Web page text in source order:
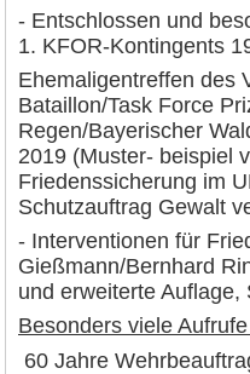
- Entschlossen und
1. KFOR-Kontingents
Ehemaligentreffen des
Bataillon/Task Force
Regen/Bayerischer
2019 (Muster- beispiel
Friedenssicherung im
Schutzauftrag Gewalt
- Interventionen für
Gießmann/Bernhard
und erweiterte
Besonders viele
60 Jahre